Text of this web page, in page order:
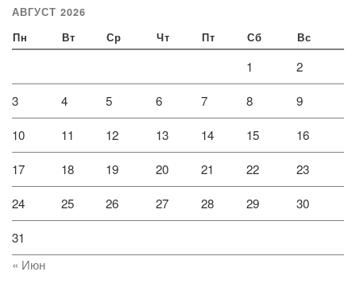
АВГУСТ 2026
Пн Вт Ср Чт Пт Сб Вс
1 2
3 4 5 6 7 8 9
10 11 12 13 14 15 16
17 18 19 20 21 22 23
24 25 26 27 28 29 30
31
« Июн